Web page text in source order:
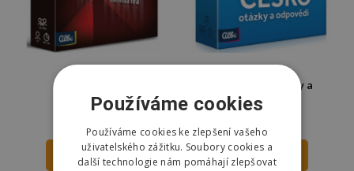
DO KOŠÍKU
Albi Česko - Otázky a
odpovědi
679 Kč
DO KOŠÍKU
Používáme cookies
Používáme cookies ke zlepšení vašeho
uživatelského zážitku. Soubory cookies a
další technologie nám pomáhají zlepšovat